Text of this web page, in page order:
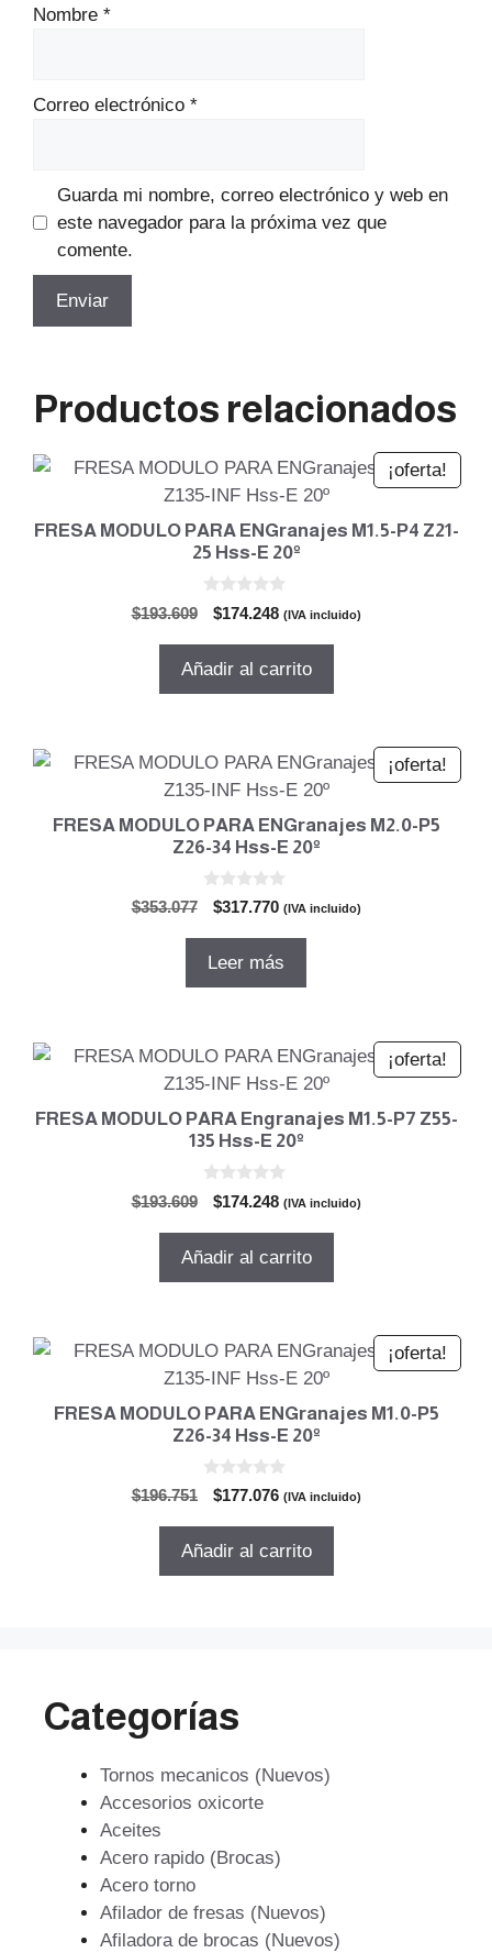
Nombre *
Correo electrónico *
Guarda mi nombre, correo electrónico y web en
este navegador para la próxima vez que
comente.
Productos relacionados
¡oferta!
FRESA MODULO PARA ENGranajes M1.5-P4 Z21-
25 Hss-E 20º
$193.609
El
original
$174.248El
actual
(IVA incluido)
Añadir al carrito
¡oferta!
FRESA MODULO PARA ENGranajes M2.0-P5
Z26-34 Hss-E 20º
$353.077
El
original
$317.770El(IVA incluido)
Leer más
¡oferta!
FRESA MODULO PARA Engranajes M1.5-P7 Z55-
135 Hss-E 20º
$193.609
El
original
$174.248El
actual
(IVA incluido)
Añadir al carrito
¡oferta!
FRESA MODULO PARA ENGranajes M1.0-P5
Z26-34 Hss-E 20º
$196.751
El
original
$177.076El
actual
(IVA incluido)
Añadir al carrito
Categorías
Tornos mecanicos (Nuevos)
Accesorios oxicorte
Aceites
Acero rapido (Brocas)
Acero torno
Afilador de fresas (Nuevos)
Afiladora de brocas (Nuevos)